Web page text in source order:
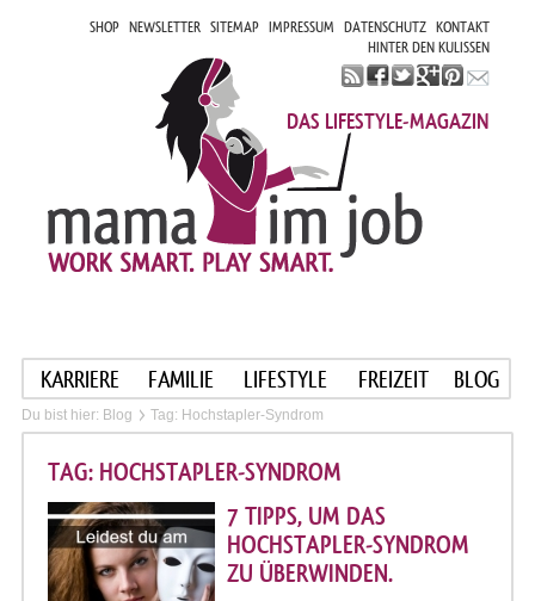
SHOP NEWSLETTER SITEMAP IMPRESSUM DATENSCHUTZ KONTAKT
HINTER DEN KULISSEN
DAS LIFESTYLE-MAGAZIN
KARRIERE FAMILIE LIFESTYLE FREIZEIT BLOG
Du bist hier: Blog Tag: Hochstapler-Syndrom
TAG: HOCHSTAPLER-SYNDROM
7 TIPPS, UM DAS
HOCHSTAPLER-SYNDROM
ZU ÜBERWINDEN.